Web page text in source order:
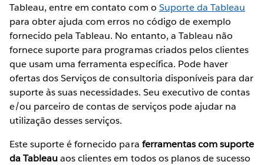
Tableau, entre em contato com o Suporte da Tableau
para obter ajuda com erros no código de exemplo
fornecido pela Tableau. No entanto, a Tableau não
fornece suporte para programas criados pelos clientes
que usam uma ferramenta específica. Pode haver
ofertas dos Serviços de consultoria disponíveis para dar
suporte às suas necessidades. Seu executivo de contas
e/ou parceiro de contas de serviços pode ajudar na
utilização desses serviços.
Este suporte é fornecido para ferramentas com suporte
da Tableauaos clientes em todos os planos de sucesso